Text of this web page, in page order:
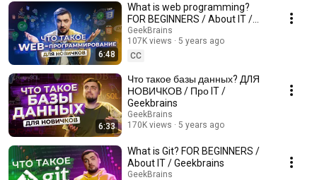
6:48
What is web programming?
FOR BEGINNERS / About IT /
Geekbrains
GeekBrains
107K views
5 years ago
CC
6:33
Что такое базы данных? ДЛЯ
НОВИЧКОВ / Про IT /
Geekbrains
GeekBrains
170K views
5 years ago
What is Git? FOR BEGINNERS /
About IT / Geekbrains
GeekBrains